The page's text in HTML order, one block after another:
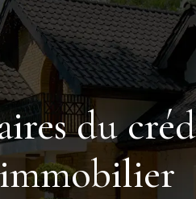
du
immobilier